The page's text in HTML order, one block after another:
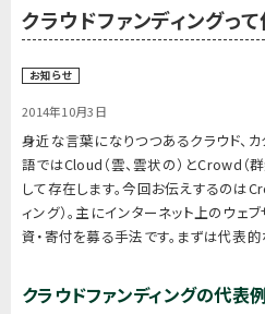
クラウドファンディングって
お知らせ
2014年10月3日
身近な言葉になりつつあるクラウド、
語ではCloud（雲、雲状の）とCrowd（
して存在します。今回お伝えするのは
ィング）。主にインターネット上のウェ
資・寄付を募る手法です。まずは代表的
クラウドファンディングの代